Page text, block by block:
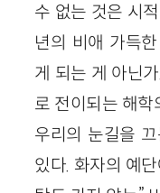
수 없는 것은 시
년의 비애 가득
게 되는 게 아닌
로 전이되는 해학
우리의 눈길을
있다. 화자의 예